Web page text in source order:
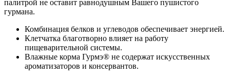
палитрой не оставит равнодушным Вашего пушистого
гурмана.
Комбинация белков и углеводов обеспечивает энергией.
Клетчатка благотворно влияет на работу
пищеварительной системы.
Влажные корма Гурмэ® не содержат искусственных
ароматизаторов и консервантов.